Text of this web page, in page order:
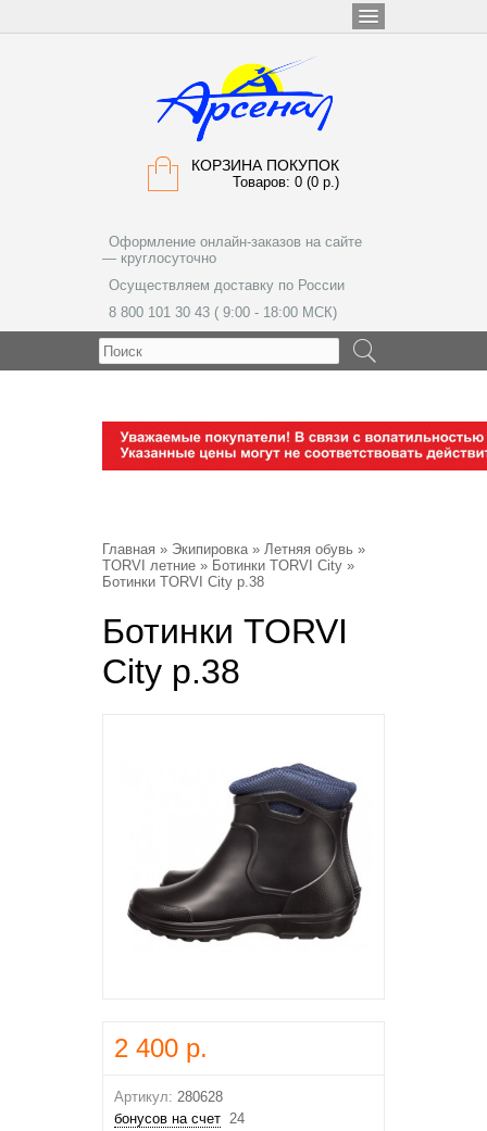
КОРЗИНА ПОКУПОК
Товаров: 0 (0 р.)
Оформление онлайн-заказов на сайте
— круглосуточно
Осуществляем доставку по России
8 800 101 30 43 ( 9:00 - 18:00 МСК)
Главная » Экипировка» Летняя обувь »
TORVI летние » Ботинки TORVI City »
Ботинки TORVI City р.38
Ботинки TORVI
City р.38
2 400 р.
Артикул: 280628
бонусов на счет 24